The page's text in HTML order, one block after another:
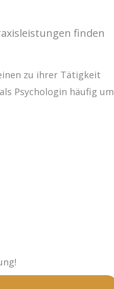
finden
zu ihrer Tätigkeit
Psychologin häufig um